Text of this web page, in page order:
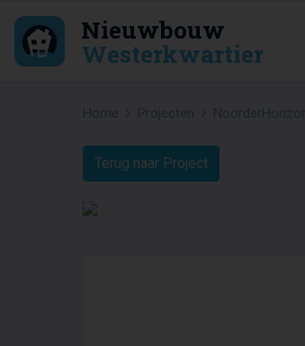
Nieuwbouw
Westerkwartier
Terug naar Project